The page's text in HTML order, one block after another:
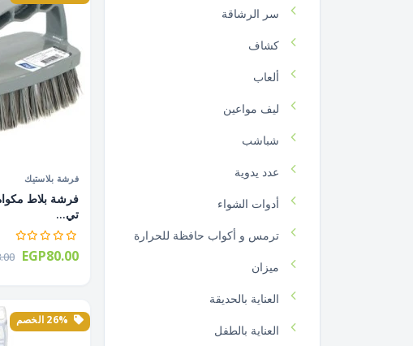
فرشة بلاستيك
تي...
EGP80.00
سر الرشاقة
كشاف
ألعاب
ليف مواعين
شباشب
عدد يدوية
أدوات الشواء
ترمس و أكواب حافظة للحرارة
ميزان
العناية بالحديقة
العناية بالطفل